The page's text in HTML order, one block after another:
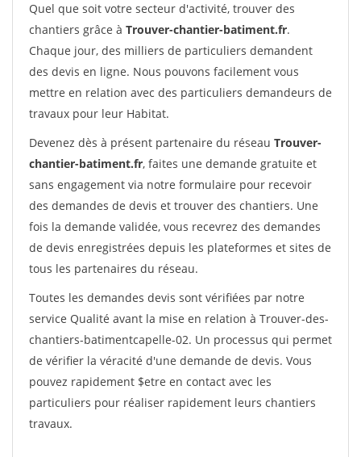
Quel que soit votre secteur d'activité, trouver des
chantiers grâce à Trouver-chantier-batiment.fr.
Chaque jour, des milliers de particuliers demandent
des devis en ligne. Nous pouvons facilement vous
mettre en relation avec des particuliers demandeurs de
travaux pour leur Habitat.
Devenez dès à présent partenaire du réseau Trouver-
chantier-batiment.fr, faites une demande gratuite et
sans engagement via notre formulaire pour recevoir
des demandes de devis et trouver des chantiers. Une
fois la demande validée, vous recevrez des demandes
de devis enregistrées depuis les plateformes et sites de
tous les partenaires du réseau.
Toutes les demandes devis sont vérifiées par notre
service Qualité avant la mise en relation à Trouver-des-
chantiers-batimentcapelle-02. Un processus qui permet
de vérifier la véracité d'une demande de devis. Vous
pouvez rapidement $etre en contact avec les
particuliers pour réaliser rapidement leurs chantiers
travaux.